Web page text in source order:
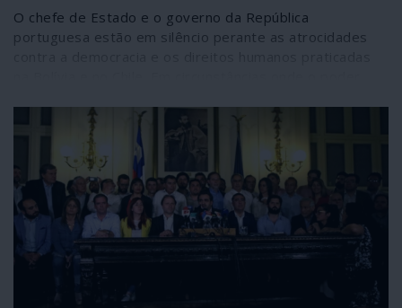
O chefe de Estado e o governo da República
portuguesa estão em silêncio perante as atrocidades
ditatorial para evitar a aplicação plena da democracia,
com todas as suas consequências, as principais figuras
do Estado português escolhem o silêncio, talvez a
maneira mais indigna de se identificarem com a
crueldade do sistema – ao mesmo tempo que ignoram a
Constituição da República.